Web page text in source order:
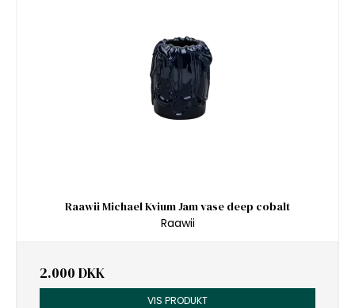
Raawii Michael Kvium Jam vase deep cobalt
Raawii
2.000 DKK
VIS PRODUKT